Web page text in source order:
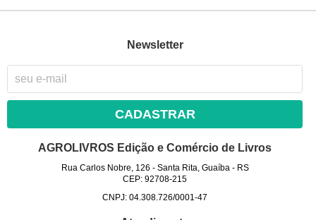
Newsletter
CADASTRAR
AGROLIVROS Edição e Comércio de Livros
Rua Carlos Nobre, 126 - Santa Rita, Guaíba- RS
CEP: 92708-215
CNPJ: 04.308.726/0001-47